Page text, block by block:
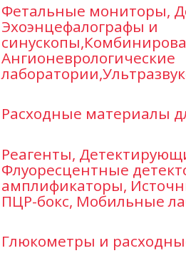
Фетальные мониторы,
Эхоэнцефалографы и
Ангионеврологические
Расходные материалы
Реагенты,
Флуоресцентные
амплификаторы,
ПЦР-бокс, Мобильные
Глюкометры и